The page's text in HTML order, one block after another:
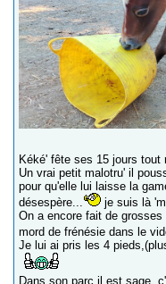
Kéké' fête ses 15 jours tout
Un vrai petit malotru' il
pour qu'elle lui laisse la
désespère...
je suis là
On a encore fait de
mord de frénésie dans le
Je lui ai pris les 4
Dans son parc il est sage,